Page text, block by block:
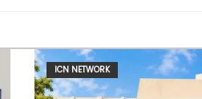
ICN NETWORK